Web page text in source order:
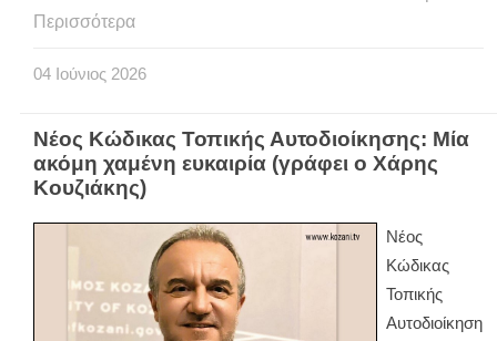
Περισσότερα
04 Ιούνιος 2026
Νέος Κώδικας Τοπικής Αυτοδιοίκησης: Μία
ακόμη χαμένη ευκαιρία (γράφει ο Χάρης
Κουζιάκης)
Νέος
Κώδικας
Τοπικής
Αυτοδιοίκηση